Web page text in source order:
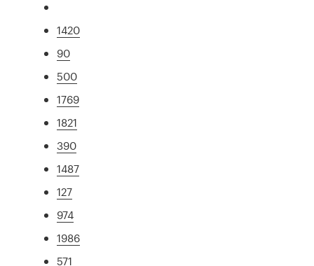
1420
90
500
1769
1821
390
1487
127
974
1986
571